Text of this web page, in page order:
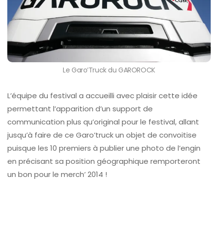
Le Garo’Truck du GAROROCK
L’équipe du festival a accueilli avec plaisir cette idée
permettant l’apparition d’un support de
communication plus qu’original pour le festival, allant
jusqu’à faire de ce Garo’truck un objet de convoitise
puisque les 10 premiers à publier une photo de l’engin
en précisant sa position géographique remporteront
un bon pour le merch’ 2014 !